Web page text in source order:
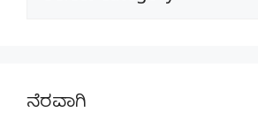
ನೆರವಾಗಿ